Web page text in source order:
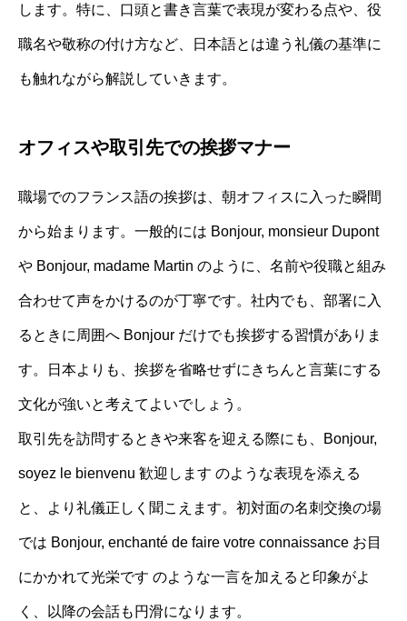
します。特に、口頭と書き言葉で表現が変わる点や、役
職名や敬称の付け方など、日本語とは違う礼儀の基準に
も触れながら解説していきます。
オフィスや取引先での挨拶マナー
職場でのフランス語の挨拶は、朝オフィスに入った瞬間
から始まります。一般的には Bonjour, monsieur Dupont
や Bonjour, madame Martin のように、名前や役職と組み
合わせて声をかけるのが丁寧です。社内でも、部署に入
るときに周囲へ Bonjour だけでも挨拶する習慣がありま
す。日本よりも、挨拶を省略せずにきちんと言葉にする
文化が強いと考えてよいでしょう。
取引先を訪問するときや来客を迎える際にも、Bonjour,
soyez le bienvenu 歓迎します のような表現を添える
と、より礼儀正しく聞こえます。初対面の名刺交換の場
では Bonjour, enchanté de faire votre connaissance お目
にかかれて光栄です のような一言を加えると印象がよ
く、以降の会話も円滑になります。